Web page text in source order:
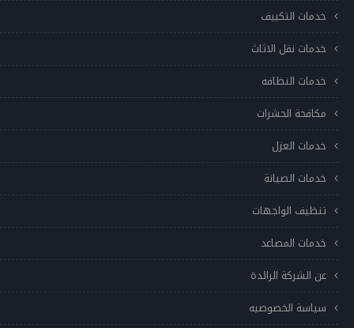
خدمات التكييف
خدمات نقل الاثاث
خدمات النظافه
مكافحة الحشرات
خدمات العزل
خدمات الصيانة
تنظيف الواجهات
خدمات المصاعد
عن الشركة الرائدة
سياسة الخصوصيه